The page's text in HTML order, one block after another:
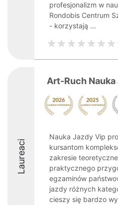
profesjonalizm w
Rondobis Centrum
- korzystają ...
Laureaci
Art-Ruch Nauka
Nauka Jazdy Vip
kursantom
zakresie
praktycznego
egzaminów
jazdy różnych
cieszy się bardzo